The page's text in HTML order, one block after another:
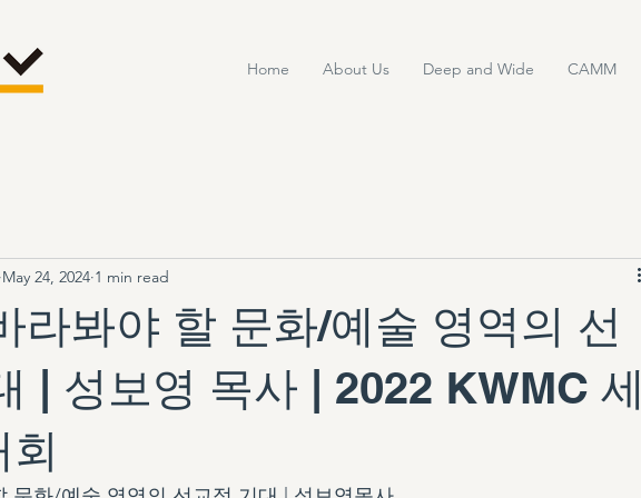
Home About Us Deep and Wide CAMM
라봐야 할 문화/예술 영역의 선
| 성보영 목사 | 2022 KWMC 세
May 24, 2024 1 min read